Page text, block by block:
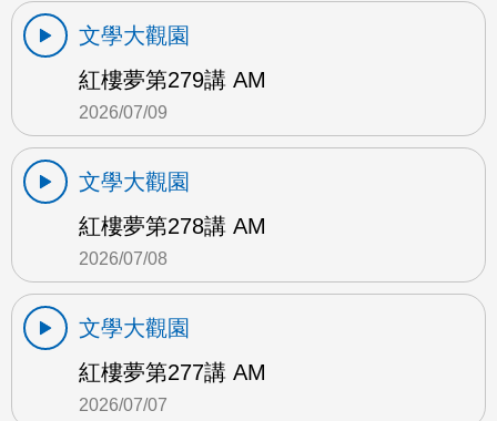
文學大觀園
紅樓夢第279講 AM
2026/07/09
文學大觀園
紅樓夢第278講 AM
2026/07/08
文學大觀園
紅樓夢第277講 AM
2026/07/07